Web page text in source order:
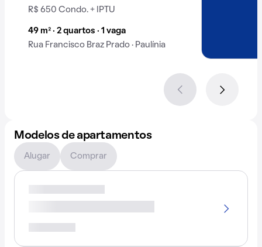
R$ 650 Condo. + IPTU
49 m² · 2 quartos · 1 vaga
Rua Francisco Braz Prado · Paulínia
Modelos de apartamentos
Alugar Comprar